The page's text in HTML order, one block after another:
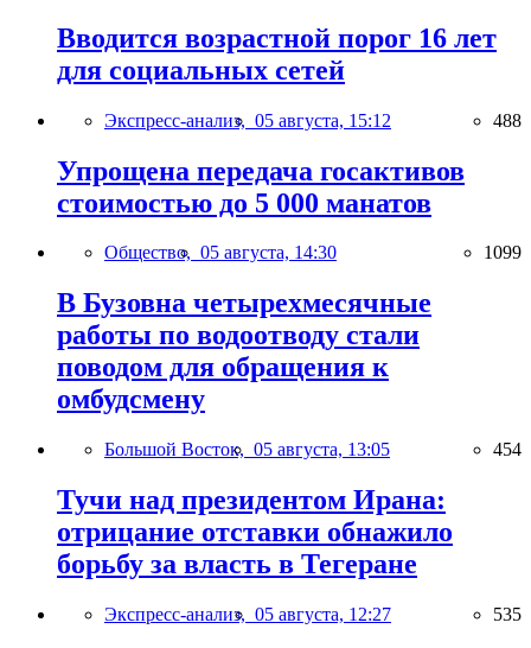
Вводится возрастной порог 16 лет
для социальных сетей
Экспресс-анализ, 05 августа, 15:12 488
Упрощена передача госактивов
стоимостью до 5 000 манатов
Общество, 05 августа, 14:30 1099
В Бузовна четырехмесячные
работы по водоотводу стали
поводом для обращения к
омбудсмену
Большой Восток, 05 августа, 13:05 454
Тучи над президентом Ирана:
отрицание отставки обнажило
борьбу за власть в Тегеране
Экспресс-анализ, 05 августа, 12:27 535